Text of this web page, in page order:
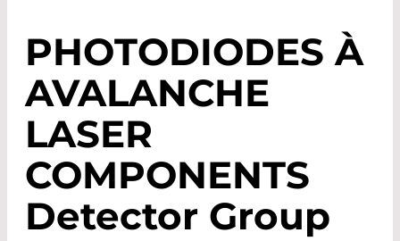
PHOTODIODES À
AVALANCHE
LASER
COMPONENTS
Detector Group